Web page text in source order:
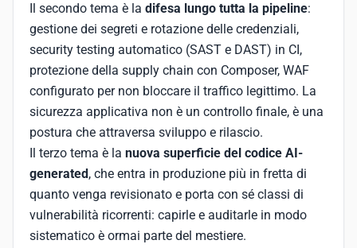
Il secondo tema è la difesa lungo tutta la pipeline:
gestione dei segreti e rotazione delle credenziali,
security testing automatico (SAST e DAST) in CI,
protezione della supply chain con Composer, WAF
configurato per non bloccare il traffico legittimo. La
sicurezza applicativa non è un controllo finale, è una
postura che attraversa sviluppo e rilascio.
Il terzo tema è la nuova superficie del codice AI-
generated, che entra in produzione più in fretta di
quanto venga revisionato e porta con sé classi di
vulnerabilità ricorrenti: capirle e auditarle in modo
sistematico è ormai parte del mestiere.